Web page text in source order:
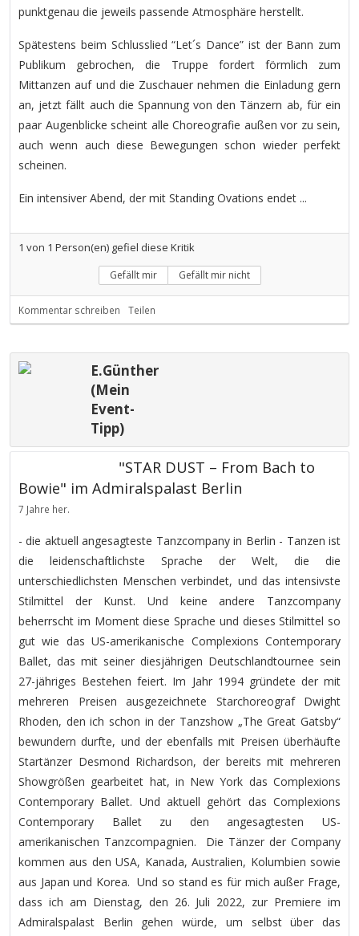
punktgenau die jeweils passende Atmosphäre herstellt.
Spätestens beim Schlusslied “Let´s Dance” ist der Bann zum
Publikum gebrochen, die Truppe fordert förmlich zum
Mittanzen auf und die Zuschauer nehmen die Einladung gern
an, jetzt fällt auch die Spannung von den Tänzern ab, für ein
paar Augenblicke scheint alle Choreografie außen vor zu sein,
auch wenn auch diese Bewegungen schon wieder perfekt
scheinen.
Ein intensiver Abend, der mit Standing Ovations endet ...
1 von 1 Person(en) gefiel diese Kritik
Gefällt mir Gefällt mir nicht
Kommentar schreiben Teilen
E.Günther
(Mein
Event-
Tipp)
"STAR DUST – From Bach to
Bowie" im Admiralspalast Berlin
7 Jahre her.
- die aktuell angesagteste Tanzcompany in Berlin - Tanzen ist
die leidenschaftlichste Sprache der Welt, die die
unterschiedlichsten Menschen verbindet, und das intensivste
Stilmittel der Kunst. Und keine andere Tanzcompany
beherrscht im Moment diese Sprache und dieses Stilmittel so
gut wie das US-amerikanische Complexions Contemporary
Ballet, das mit seiner diesjährigen Deutschlandtournee sein
27-jähriges Bestehen feiert. Im Jahr 1994 gründete der mit
mehreren Preisen ausgezeichnete Starchoreograf Dwight
Rhoden, den ich schon in der Tanzshow „The Great Gatsby“
bewundern durfte, und der ebenfalls mit Preisen überhäufte
Startänzer Desmond Richardson, der bereits mit mehreren
Showgrößen gearbeitet hat, in New York das Complexions
Contemporary Ballet. Und aktuell gehört das Complexions
Contemporary Ballet zu den angesagtesten US-
amerikanischen Tanzcompagnien. Die Tänzer der Company
kommen aus den USA, Kanada, Australien, Kolumbien sowie
aus Japan und Korea. Und so stand es für mich außer Frage,
dass ich am Dienstag, den 26. Juli 2022, zur Premiere im
Admiralspalast Berlin gehen würde, um selbst über das